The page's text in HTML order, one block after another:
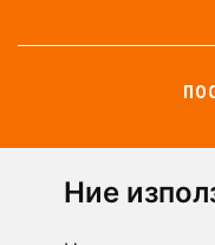
Ние
+359 894 49 0144